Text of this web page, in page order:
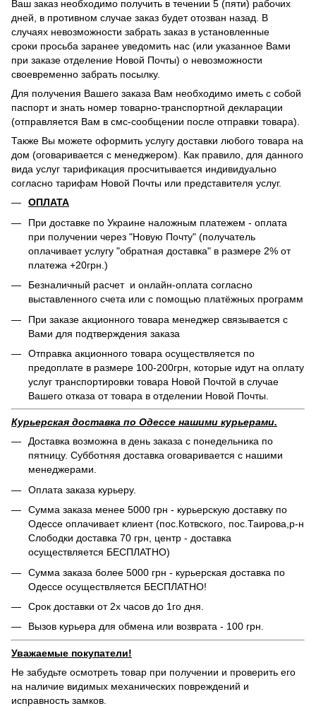
Ваш заказ необходимо получить в течении 5 (пяти) рабочих
дней, в противном случае заказ будет отозван назад. В
случаях невозможности забрать заказ в установленные
сроки просьба заранее уведомить нас (или указанное Вами
при заказе отделение Новой Почты) о невозможности
своевременно забрать посылку.
Для получения Вашего заказа Вам необходимо иметь с собой
паспорт и знать номер товарно-транспортной декларации
(отправляется Вам в смс-сообщении после отправки товара).
Также Вы можете оформить услугу доставки любого товара на
дом (оговаривается с менеджером). Как правило, для данного
вида услуг тарификация просчитывается индивидуально
согласно тарифам Новой Почты или представителя услуг.
ОПЛАТА
При доставке по Украине наложным платежем - оплата
при получении через "Новую Почту" (получатель
оплачивает услугу "обратная доставка" в размере 2% от
платежа +20грн.)
Безналичный расчет и онлайн-оплата согласно
выставленного счета или с помощью платёжных программ
При заказе акционного товара менеджер связывается с
Вами для подтверждения заказа
Отправка акционного товара осуществляется по
предоплате в размере 100-200грн, которые идут на оплату
услуг транспортировки товара Новой Почтой в случае
Вашего отказа от товара в отделении Новой Почты.
Курьерская доставка по Одессе нашими курьерами.
Доставка возможна в день заказа с понедельника по
пятницу. Субботняя доставка оговаривается с нашими
менеджерами.
Оплата заказа курьеру.
Сумма заказа менее 5000 грн - курьерскую доставку по
Одессе оплачивает клиент (пос.Котвского, пос.Таирова,р-н
Слободки доставка 70 грн, центр - доставка
осуществляется БЕСПЛАТНО)
Сумма заказа более 5000 грн - курьерская доставка по
Одессе осуществляется БЕСПЛАТНО!
Срок доставки от 2х часов до 1го дня.
Вызов курьера для обмена или возврата - 100 грн.
Уважаемые покупатели!
Не забудьте осмотреть товар при получении и проверить его
на наличие видимых механических повреждений и
исправность замков.